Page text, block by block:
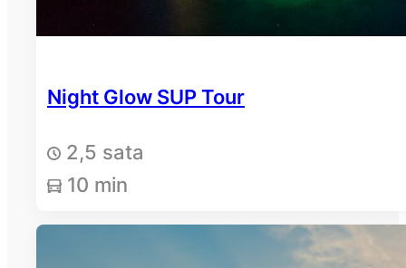
Night Glow SUP Tour
2,5 sata
10 min